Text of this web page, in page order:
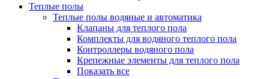
Теплые полы
Теплые полы водяные и автоматика
Клапаны для теплого пола
Комплекты для водяного теплого пола
Контроллеры водяного пола
Крепежные элементы для теплого пола
Показать все